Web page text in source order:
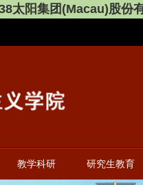
太阳集团(Macau)股
教学科研 研究生教育